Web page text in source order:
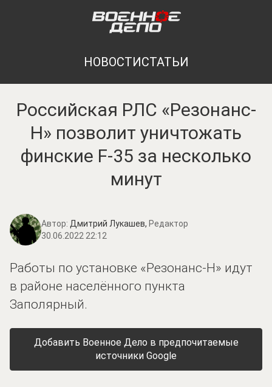
НОВОСТИСТАТЬИ
Российская РЛС «Резонанс-
Н» позволит уничтожать
финские F-35 за несколько
минут
Автор: Дмитрий Лукашев, Редактор
30.06.2022 22:12
Работы по установке «Резонанс-Н» идут
в районе населённого пункта
Заполярный.
Добавить Военное Дело в предпочитаемые
источники Google